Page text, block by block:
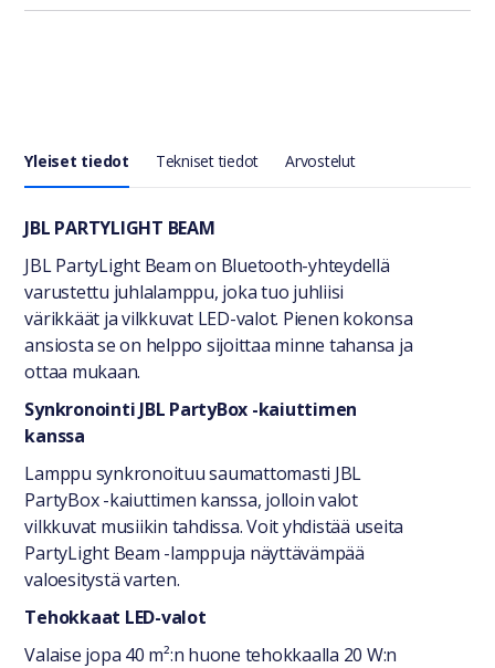
Yleiset tiedot Tekniset tiedot Arvostelut
Yleiset tiedot
JBL PARTYLIGHT BEAM
JBL PartyLight Beam on Bluetooth-yhteydellä
varustettu juhlalamppu, joka tuo juhliisi
värikkäät ja vilkkuvat LED-valot. Pienen kokonsa
ansiosta se on helppo sijoittaa minne tahansa ja
ottaa mukaan.
Synkronointi JBL PartyBox -kaiuttimen
kanssa
Lamppu synkronoituu saumattomasti JBL
PartyBox -kaiuttimen kanssa, jolloin valot
vilkkuvat musiikin tahdissa. Voit yhdistää useita
PartyLight Beam -lamppuja näyttävämpää
valoesitystä varten.
Tehokkaat LED-valot
Valaise jopa 40 m²:n huone tehokkaalla 20 W:n